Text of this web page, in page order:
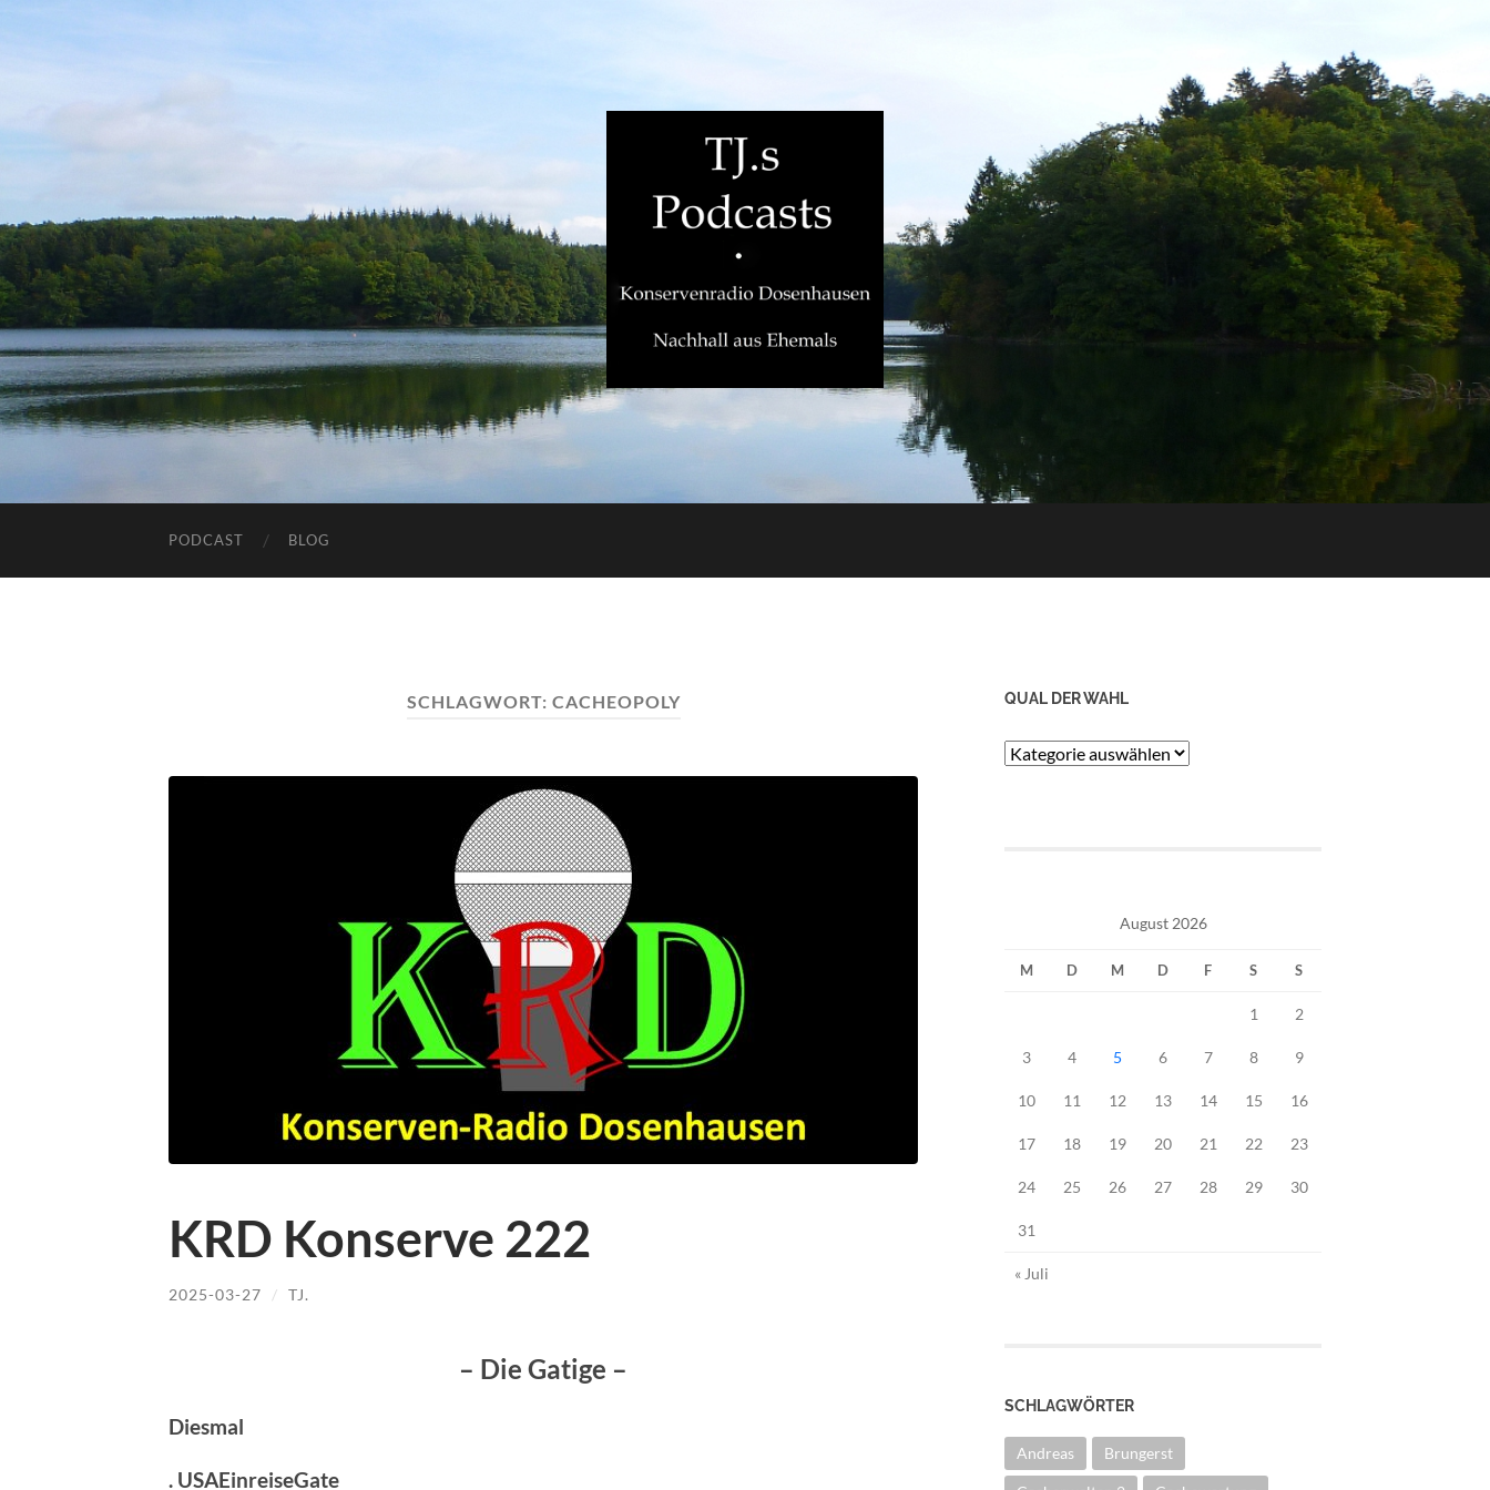
PODCAST BLOG
SCHLAGWORT: CACHEOPOLY
KRD Konserve 222
2025-03-27 / TJ.
– Die Gatige –
Diesmal
. USAEinreiseGate
QUAL DER WAHL
Qual
August 2026
M D M D F S S
1 2
3 4 5 6 7 8 9
10 11 12 13 14 15 16
17 18 19 20 21 22 23
24 25 26 27 28 29 30
31
« Juli
SCHLAGWÖRTER
Andreas Brungerst